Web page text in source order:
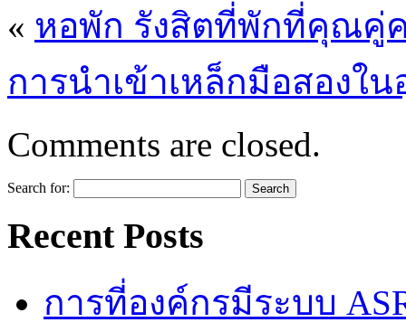
« หอพัก รังสิตที่พักที่คุณคู่
การนำเข้าเหล็กมือสองใ
Comments are closed.
Search for:
Recent Posts
การที่องค์กรมีระบบ